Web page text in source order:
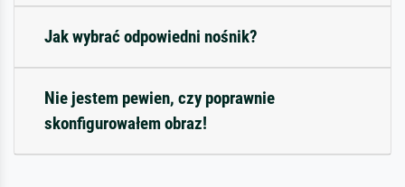
Jak wybrać odpowiedni nośnik?
Nie jestem pewien, czy poprawnie
skonfigurowałem obraz!